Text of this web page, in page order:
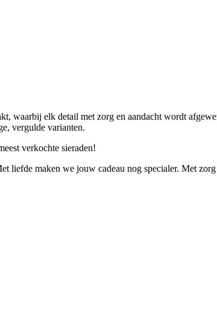
waarbij elk detail met zorg en aandacht wordt
vergulde varianten.
verkochte sieraden!
liefde maken we jouw cadeau nog specialer. Met